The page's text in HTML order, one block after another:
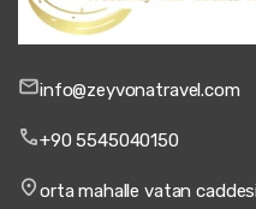
info@zeyvonatravel.com
+90 5545040150
orta mahalle vatan